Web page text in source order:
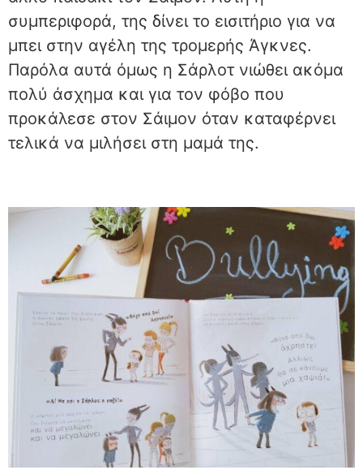
συμπεριφορά, της δίνει το εισιτήριο για να
μπει στην αγέλη της τρομερής Άγκνες.
Παρόλα αυτά όμως η Σάρλοτ νιώθει ακόμα
πολύ άσχημα και για τον φόβο που
προκάλεσε στον Σάιμον όταν καταφέρνει
τελικά να μιλήσει στη μαμά της.